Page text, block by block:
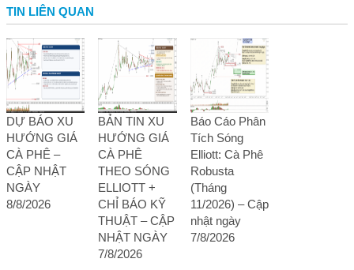
TIN LIÊN QUAN
DỰ BÁO XU
HƯỚNG GIÁ
CÀ PHÊ –
CẬP NHẬT
NGÀY
8/8/2026
BẢN TIN XU
HƯỚNG GIÁ
CÀ PHÊ
THEO SÓNG
ELLIOTT +
CHỈ BÁO KỸ
THUẬT – CẬP
NHẬT NGÀY
7/8/2026
Báo Cáo Phân
Tích Sóng
Elliott: Cà Phê
Robusta
(Tháng
11/2026) – Cập
nhật ngày
7/8/2026